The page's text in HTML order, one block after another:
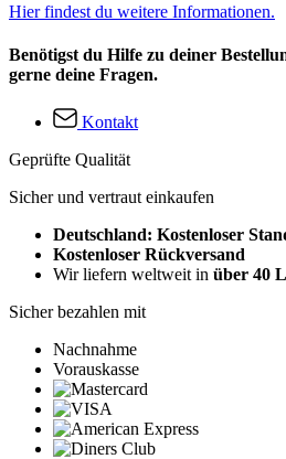
Hier findest du weitere Informationen.
Benötigst du Hilfe zu deiner
gerne deine Fragen.
Kontakt
Geprüfte Qualität
Sicher und vertraut einkaufen
Deutschland: Kostenloser
Kostenloser Rückversand
Wir liefern weltweit in über 40
Sicher bezahlen mit
Nachnahme
Vorauskasse